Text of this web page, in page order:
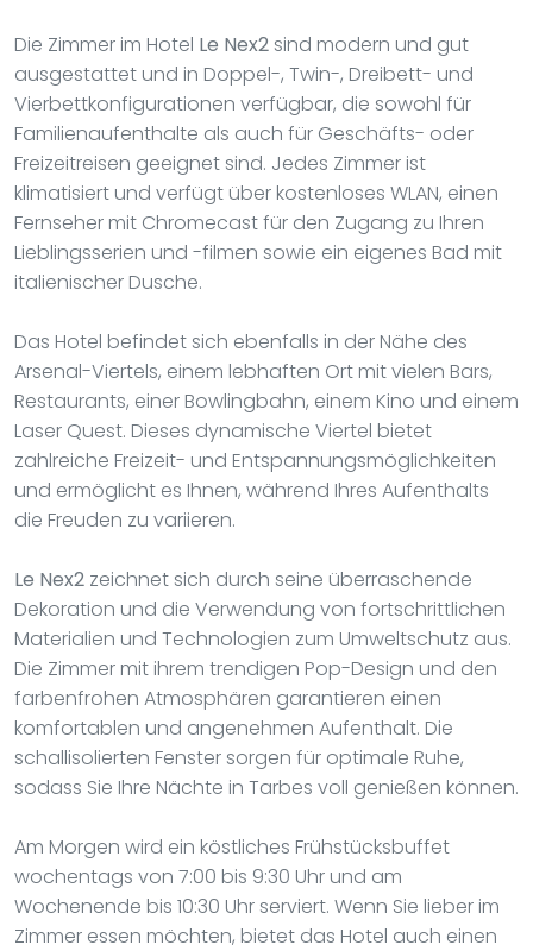
Die Zimmer im Hotel Le Nex2sind modern und gut
ausgestattet und in Doppel-, Twin-, Dreibett- und
Vierbettkonfigurationen verfügbar, die sowohl für
Familienaufenthalte als auch für Geschäfts- oder
Freizeitreisen geeignet sind. Jedes Zimmer ist
klimatisiert und verfügt über kostenloses WLAN, einen
Fernseher mit Chromecast für den Zugang zu Ihren
Lieblingsserien und -filmen sowie ein eigenes Bad mit
italienischer Dusche.
Das Hotel befindet sich ebenfalls in der Nähe des
Arsenal-Viertels, einem lebhaften Ort mit vielen Bars,
Restaurants, einer Bowlingbahn, einem Kino und einem
Laser Quest. Dieses dynamische Viertel bietet
zahlreiche Freizeit- und Entspannungsmöglichkeiten
und ermöglicht es Ihnen, während Ihres Aufenthalts
die Freuden zu variieren.
Le Nex2 zeichnet sich durch seine überraschende
Dekoration und die Verwendung von fortschrittlichen
Materialien und Technologien zum Umweltschutz aus.
Die Zimmer mit ihrem trendigen Pop-Design und den
farbenfrohen Atmosphären garantieren einen
komfortablen und angenehmen Aufenthalt. Die
schallisolierten Fenster sorgen für optimale Ruhe,
sodass Sie Ihre Nächte in Tarbes voll genießen können.
Am Morgen wird ein köstliches Frühstücksbuffet
wochentags von 7:00 bis 9:30 Uhr und am
Wochenende bis 10:30 Uhr serviert. Wenn Sie lieber im
Zimmer essen möchten, bietet das Hotel auch einen